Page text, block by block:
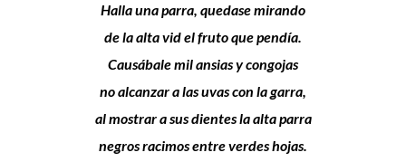
Halla una parra, quedase mirando
de la alta vid el fruto que pendía.
Causábale mil ansias y congojas
no alcanzar a las uvas con la garra,
al mostrar a sus dientes la alta parra
negros racimos entre verdes hojas.